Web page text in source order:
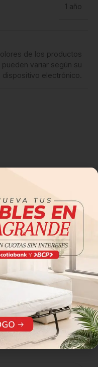
1 año
de los productos
pueden variar según su
dispositivo electrónico.
será publicada.
Los
con*